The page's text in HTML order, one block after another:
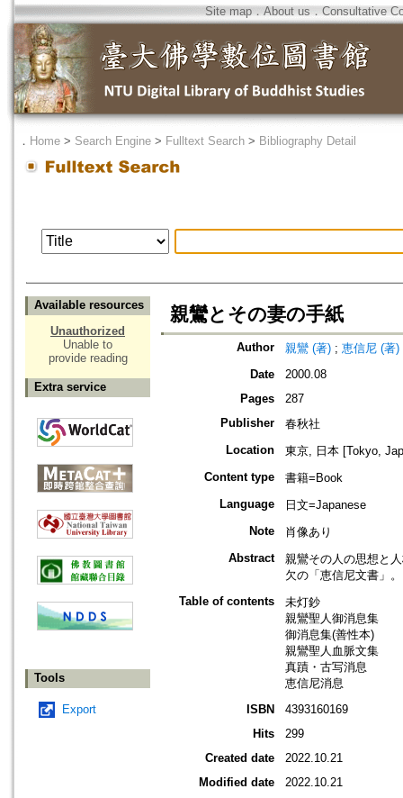
Site map．About us ． Consultative
． Home > Search Engine > Fulltext Search > Bibliography Detail
Available resources
Unauthorized
Unable to
provide reading
Extra service
Tools
Export
親鸞とその妻の手紙
Author 親鸞 (著) ; 恵信尼 (著)
Date
2000.08
Pages
287
Publisher
春秋社
Location
東京, 日本 [Tokyo,
Content type
書籍=Book
Language
日文=Japanese
Note
肖像あり
Abstract
親鸞その人の思想と
欠の「恵信尼文書」
Table of contents
未灯鈔
親鸞聖人御消息集
御消息集(善性本)
親鸞聖人血脈文集
真蹟・古写消息
恵信尼消息
ISBN
4393160169
Hits
299
Created date
2022.10.21
Modified date
2022.10.21